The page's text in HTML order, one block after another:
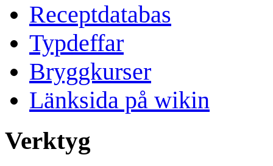
Receptdatabas
Typdeffar
Bryggkurser
Länksida på wikin
Verktyg